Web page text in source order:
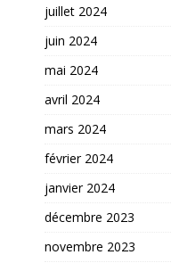
juillet 2024
juin 2024
mai 2024
avril 2024
mars 2024
février 2024
janvier 2024
décembre 2023
novembre 2023